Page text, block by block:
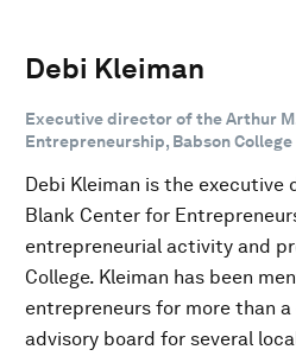
Debi Kleiman
Executive director of the Arthur
Entrepreneurship, Babson College
Debi Kleiman is the
Blank Center for
entrepreneurial activity and
College. Kleiman has been
entrepreneurs for more than
advisory board for several